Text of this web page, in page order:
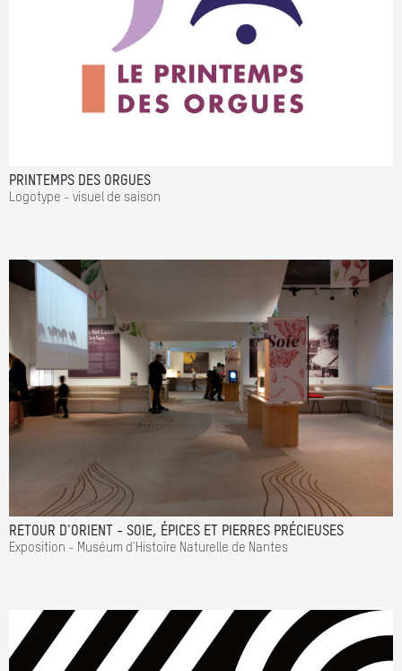
PRINTEMPS DES ORGUES
Logotype - visuel de saison
RETOUR D'ORIENT - SOIE, ÉPICES ET PIERRES PRÉCIEUSES
Exposition - Muséum d'Histoire Naturelle de Nantes